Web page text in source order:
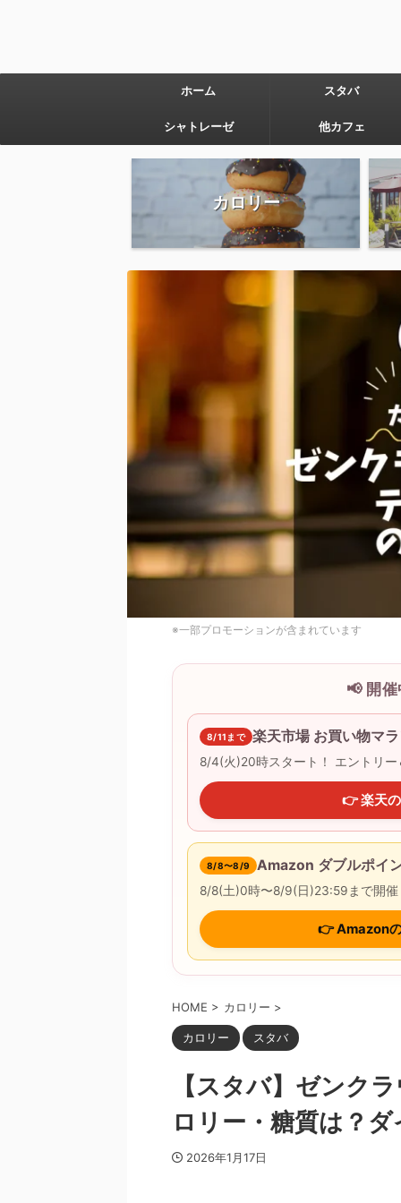
ホーム スタバ
シャトレーゼ 他カフェ
カロリー
※一部プロモーションが含まれています
📢 開
8/11まで 楽天市場 お買い物マ
8/4(火)20時スタート！ エントリー
👉 楽天
8/8〜8/9 Amazon ダブルポイ
8/8(土)0時〜8/9(日)23:59まで開催
👉 Amazon
HOME > カロリー >
カロリー スタバ
【スタバ】ゼンク
ロリー・糖質は？
2026年1月17日